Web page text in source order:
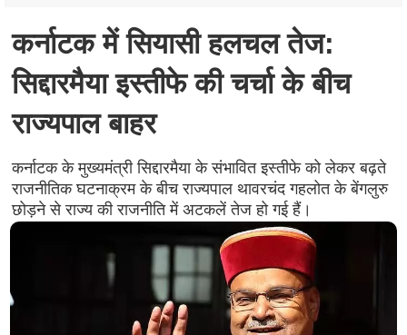
कर्नाटक में सियासी हलचल तेज:
सिद्दारमैया इस्तीफे की चर्चा के बीच
राज्यपाल बाहर
कर्नाटक के मुख्यमंत्री सिद्दारमैया के संभावित इस्तीफे को लेकर बढ़ते
राजनीतिक घटनाक्रम के बीच राज्यपाल थावरचंद गहलोत के बेंगलुरु
छोड़ने से राज्य की राजनीति में अटकलें तेज हो गई हैं।